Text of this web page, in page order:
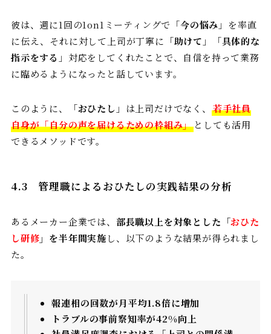
彼は、週に1回の1on1ミーティングで「今の悩み 」を率直
に伝え、それに対して上司が丁寧に「助けて 」「具体的な
指示をする 」対応をしてくれたことで、自信を持って業務
に臨めるようになったと話しています。
このように、「おひたし 」は上司だけでなく、 若手社員
自身が「自分の声を届けるための枠組み」 としても活用
できるメソッドです。
4.3 管理職によるおひたしの実践結果の分析
あるメーカー企業では、 部長職以上を対象とした「おひた
し研修」を半年間実施し、以下のような結果が得られまし
た。
報連相の回数が月平均1.8倍に増加
トラブルの事前察知率が42%向上